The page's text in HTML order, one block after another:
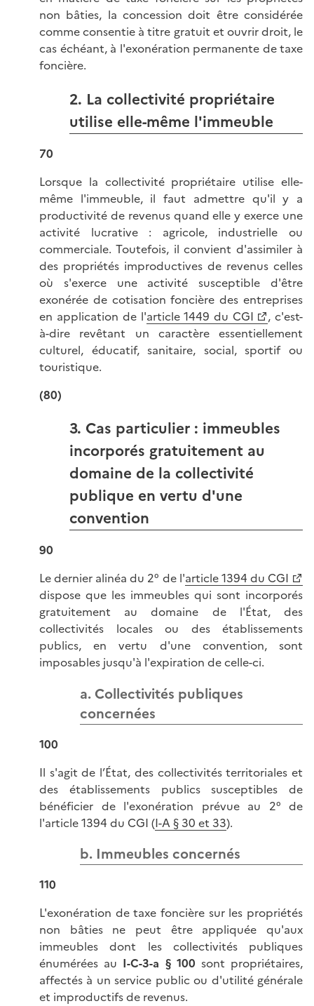
non bâties, la concession doit être considérée
comme consentie à titre gratuit et ouvrir droit, le
cas échéant, à l'exonération permanente de taxe
foncière.
2. La collectivité propriétaire
utilise elle-même l'immeuble
70
Lorsque la collectivité propriétaire utilise elle-
même l'immeuble, il faut admettre qu'il y a
productivité de revenus quand elle y exerce une
activité lucrative : agricole, industrielle ou
commerciale. Toutefois, il convient d'assimiler à
des propriétés improductives de revenus celles
où s'exerce une activité susceptible d'être
exonérée de cotisation foncière des entreprises
en application de l'article 1449 du CGI
, c'est-
à-dire revêtant un caractère essentiellement
culturel, éducatif, sanitaire, social, sportif ou
touristique.
(80)
3. Cas particulier : immeubles
incorporés gratuitement au
domaine de la collectivité
publique en vertu d'une
convention
90
Le dernier alinéa du 2° de l'article 1394 du CGI
dispose que les immeubles qui sont incorporés
gratuitement au domaine de l'État, des
collectivités locales ou des établissements
publics, en vertu d'une convention, sont
imposables jusqu'à l'expiration de celle-ci.
a. Collectivités publiques
concernées
100
Il s'agit de l’État, des collectivités territoriales et
des établissements publics susceptibles de
bénéficier de l'exonération prévue au 2° de
l'article 1394 du CGI (I-A § 30 et 33).
b. Immeubles concernés
110
L'exonération de taxe foncière sur les propriétés
non bâties ne peut être appliquée qu'aux
immeubles dont les collectivités publiques
énumérées au I-C-3-a § 100 sont propriétaires,
affectés à un service public ou d'utilité générale
et improductifs de revenus.